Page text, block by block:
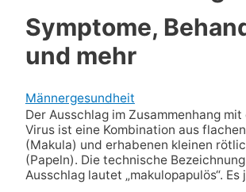
Symptome,
und mehr
Männergesundheit
Der Ausschlag im Zusammenhang
Virus ist eine Kombination aus
(Makula) und erhabenen kleinen
(Papeln). Die technische
Ausschlag lautet „makulopapulös“.